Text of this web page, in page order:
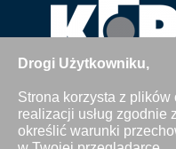
Drogi Użytkowniku,
Strona korzysta z plików
realizacji usług zgodnie z
określić warunki
Wszystkie zdjęcia Agencji
chronione prawem